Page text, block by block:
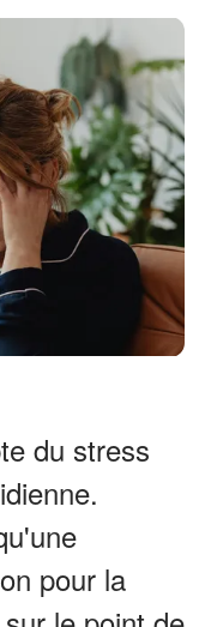
du stress
pour la